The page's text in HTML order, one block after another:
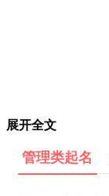
展开全文
管理类起名